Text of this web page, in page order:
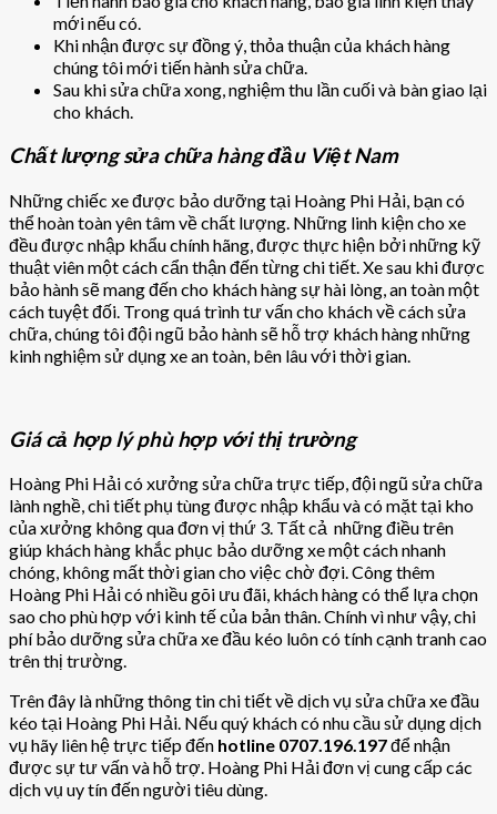
mới nếu có.
Khi nhận được sự đồng ý, thỏa thuận của khách hàng
chúng tôi mới tiến hành sửa chữa.
Sau khi sửa chữa xong, nghiệm thu lần cuối và bàn giao lại
cho khách.
Chất lượng sửa chữa hàng đầu Việt Nam
Những chiếc xe được bảo dưỡng tại Hoàng Phi Hải, bạn có
thể hoàn toàn yên tâm về chất lượng. Những linh kiện cho xe
đều được nhập khẩu chính hãng, được thực hiện bởi những kỹ
thuật viên một cách cẩn thận đến từng chi tiết. Xe sau khi được
bảo hành sẽ mang đến cho khách hàng sự hài lòng, an toàn một
cách tuyệt đối. Trong quá trình tư vấn cho khách về cách sửa
chữa, chúng tôi đội ngũ bảo hành sẽ hỗ trợ khách hàng những
kinh nghiệm sử dụng xe an toàn, bên lâu với thời gian.
Giá cả hợp lý phù hợp với thị trường
Hoàng Phi Hải có xưởng sửa chữa trực tiếp, đội ngũ sửa chữa
lành nghề, chi tiết phụ tùng được nhập khẩu và có mặt tại kho
của xưởng không qua đơn vị thứ 3. Tất cả những điều trên
giúp khách hàng khắc phục bảo dưỡng xe một cách nhanh
chóng, không mất thời gian cho việc chờ đợi. Công thêm
Hoàng Phi Hải có nhiều gõi ưu đãi, khách hàng có thể lựa chọn
sao cho phù hợp với kinh tế của bản thân. Chính vì như vậy, chi
phí bảo dưỡng sửa chữa xe đầu kéo luôn có tính cạnh tranh cao
trên thị trường.
Trên đây là những thông tin chi tiết về dịch vụ sửa chữa xe đầu
kéo tại Hoàng Phi Hải. Nếu quý khách có nhu cầu sử dụng dịch
vụ hãy liên hệ trực tiếp đến hotline 0707.196.197để nhận
được sự tư vấn và hỗ trợ. Hoàng Phi Hải đơn vị cung cấp các
dịch vụ uy tín đến người tiêu dùng.